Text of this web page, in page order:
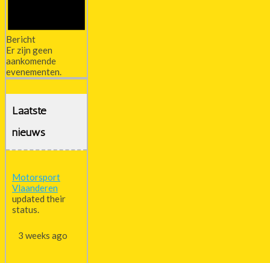
Bericht
Er zijn geen
aankomende
evenementen.
Laatste
nieuws
Motorsport
Vlaanderen
updated their
status.
3 weeks ago